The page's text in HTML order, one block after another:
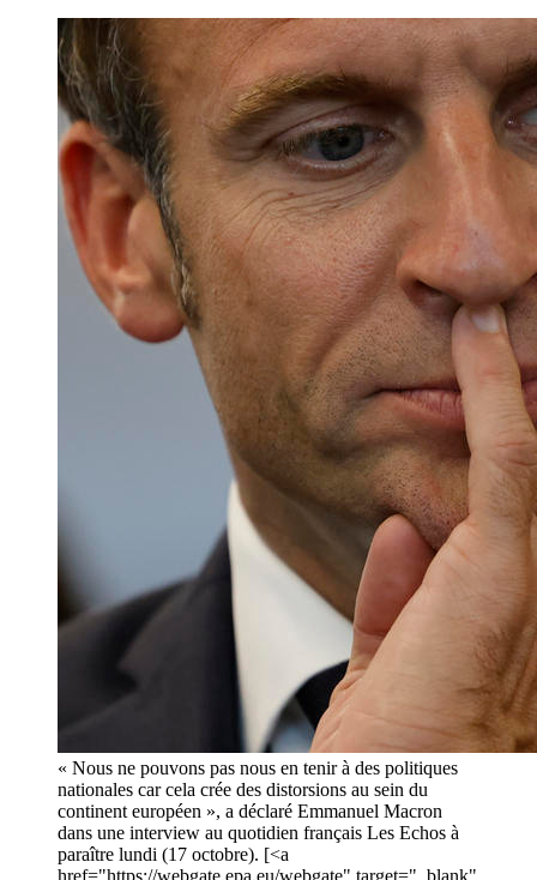
« Nous ne pouvons pas nous en tenir à des politiques
nationales car cela crée des distorsions au sein du
continent européen », a déclaré Emmanuel Macron
dans une interview au quotidien français Les Echos à
paraître lundi (17 octobre). [<a